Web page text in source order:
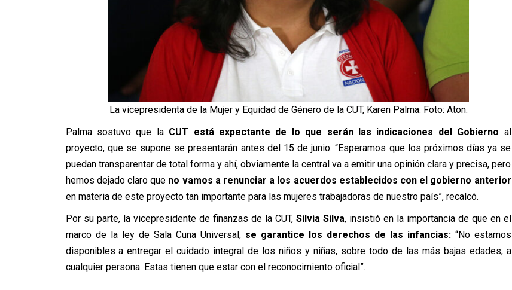
La vicepresidenta de la Mujer y Equidad de Género de la CUT, Karen Palma. Foto: Aton.
Palma sostuvo que la CUT está expectante de lo que serán las indicaciones del Gobierno al
proyecto, que se supone se presentarán antes del 15 de junio. “Esperamos que los próximos días ya se
puedan transparentar de total forma y ahí, obviamente la central va a emitir una opinión clara y precisa, pero
hemos dejado claro que no vamos a renunciar a los acuerdos establecidos con el gobierno anterior
en materia de este proyecto tan importante para las mujeres trabajadoras de nuestro país”, recalcó.
Por su parte, la vicepresidente de finanzas de la CUT, Silvia Silva, insistió en la importancia de que en el
marco de la ley de Sala Cuna Universal, se garantice los derechos de las infancias: “No estamos
disponibles a entregar el cuidado integral de los niños y niñas, sobre todo de las más bajas edades, a
cualquier persona. Estas tienen que estar con el reconocimiento oficial”.